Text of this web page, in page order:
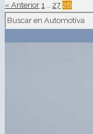
« Anterior 1 … 27 28